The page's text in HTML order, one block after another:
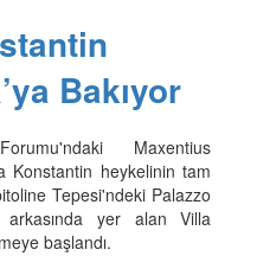
Bakıyor
Maxentius
Konstantin heykelinin tam
Tepesi'ndeki Palazzo
yer alan Villa
başlandı.